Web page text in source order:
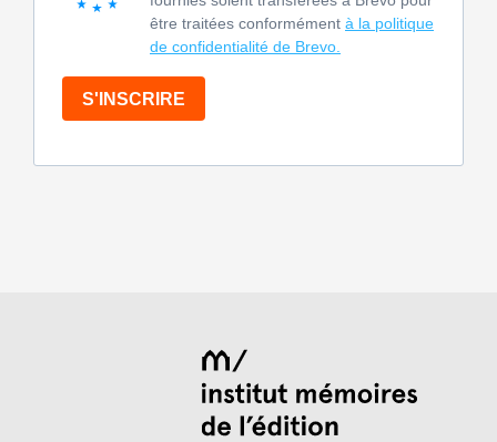
être traitées conformément à la politique
de confidentialité de Brevo.
S'INSCRIRE